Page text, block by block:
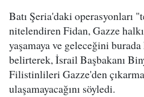
Batı Şeria'daki operasyonları
nitelendiren Fidan, Gazze
yaşamaya ve geleceğini
belirterek, İsrail Başbakanı
Filistinlileri Gazze'den
ulaşamayacağını söyledi.